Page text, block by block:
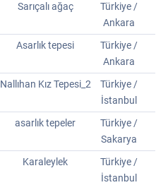
Sarıçalı ağaç
Türkiye /
Ankara
Asarlık tepesi
Türkiye /
Ankara
Nallıhan Kız Tepesi_2
Türkiye /
İstanbul
asarlık tepeler
Türkiye /
Sakarya
Karaleylek
Türkiye /
İstanbul